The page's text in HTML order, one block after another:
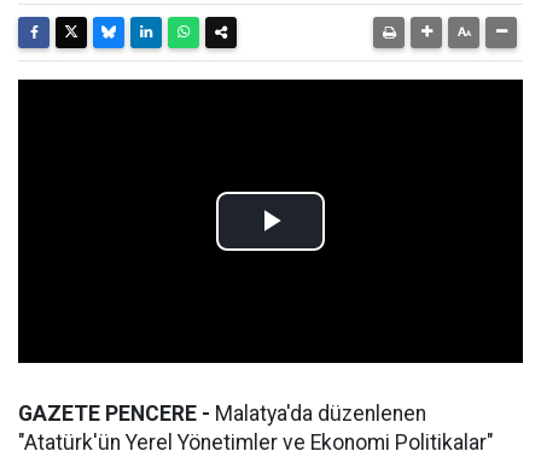
GAZETE PENCERE - Malatya'da düzenlenen
"Atatürk'ün Yerel Yönetimler ve Ekonomi Politikalar"